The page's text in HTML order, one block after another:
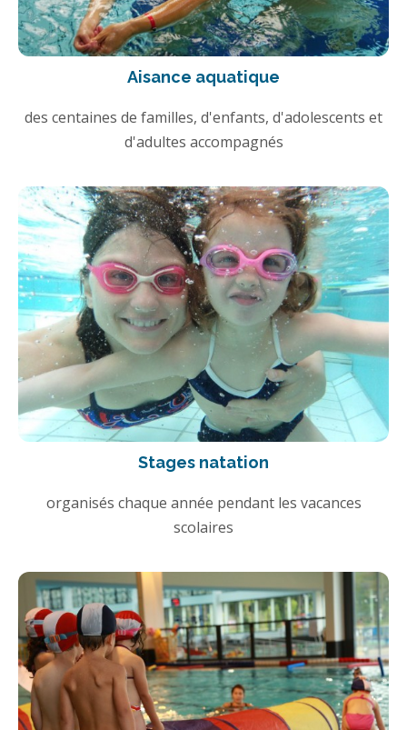
Aisance aquatique
des centaines de familles, d'enfants, d'adolescents et
d'adultes accompagnés
Stages natation
organisés chaque année pendant les vacances
scolaires